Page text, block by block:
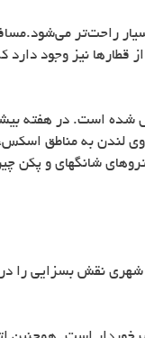
راحت‌تر
نیز وجود دارد
مرکز لندن، متروی لندن به
نقش بسزایی را